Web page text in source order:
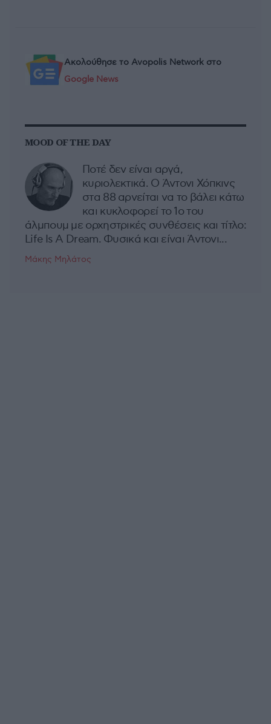
Ακολούθησε το Avopolis Network στο
Google News
MOOD OF THE DAY
Ποτέ δεν είναι αργά,
κυριολεκτικά. Ο Άντονι Χόπκινς
στα 88 αρνείται να το βάλει κάτω
και κυκλοφορεί το 1ο του
άλμπουμ με ορχηστρικές συνθέσεις και τίτλο:
Life Is A Dream. Φυσικά και είναι Άντονι...
Μάκης Μηλάτος